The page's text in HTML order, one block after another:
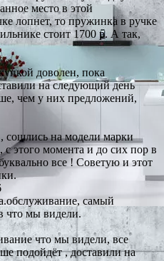
место в этой
лопнет, то пружинка в ручке
стоит 1700 р. А так,
доволен, пока
на следующий день
чем у них предложений,
сошлись на модели марки
с этого момента и до сих пор в
все ! Советую и этот
самый
что мы видели.
что мы видели, все
подойдёт , доставили на